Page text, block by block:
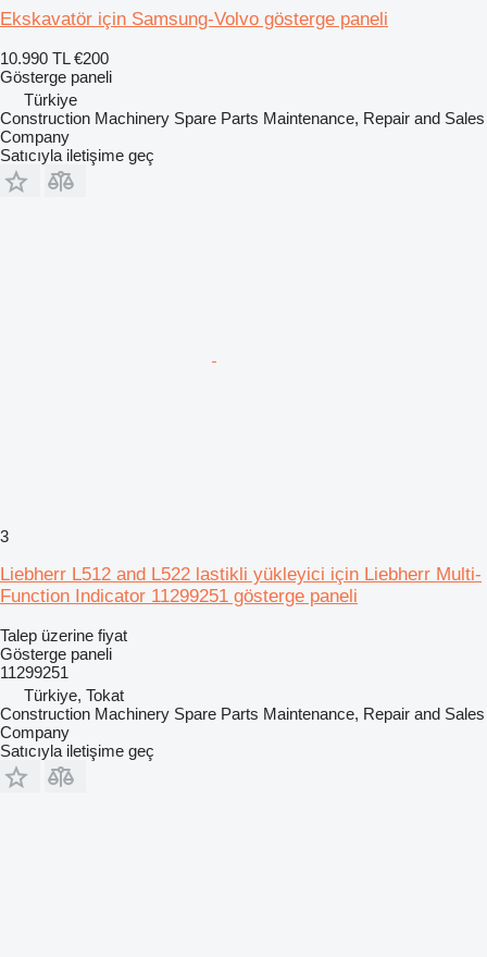
Ekskavatör için Samsung-Volvo gösterge paneli
10.990 TL €200
Gösterge paneli
Türkiye
Construction Machinery Spare Parts Maintenance, Repair and Sales
Company
Satıcıyla iletişime geç
3
Liebherr L512 and L522 lastikli yükleyici için Liebherr Multi-
Function Indicator 11299251 gösterge paneli
Talep üzerine fiyat
Gösterge paneli
11299251
Türkiye, Tokat
Construction Machinery Spare Parts Maintenance, Repair and Sales
Company
Satıcıyla iletişime geç